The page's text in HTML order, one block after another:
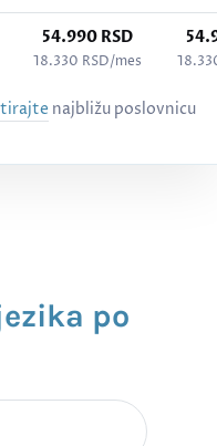
54.990 RSD
18.330 RSD/mes
najbližu poslovnicu
po